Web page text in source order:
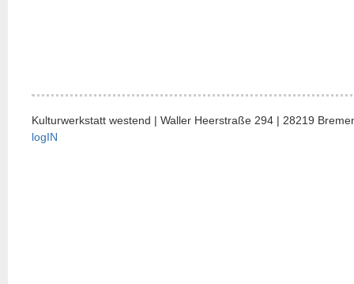
Kulturwerkstatt westend | Waller Heerstraße 294 | 28219
logIN